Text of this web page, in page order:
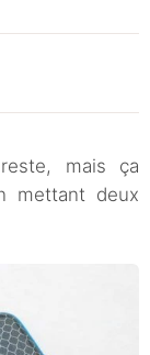
mais ça
mettant deux